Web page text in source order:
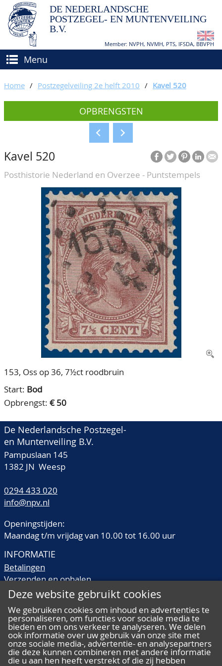
DE NEDERLANDSCHE
POSTZEGEL- EN MUNTENVEILING
B.V.
Member: NVPH, NVMH, PTS, IFSDA, BBVPH
Menu
(VER)KOPEN
Hoe verkopen?
Voorwaarden
BIEDEN
CATALOGI/OPBRENGSTEN
KEURINGSDIENST
Ons Team
80 jarig bestaan
Home / Postzegelveiling 2e helft 2010 / Kavel 520
OPBRENGSTEN
Kavel 520
Posthistorie Nederland en Overzee - Puntstempels
153, Oss op 36, 7½ct roodbruin
Start: Bod
Opbrengst: € 50
De Nederlandsche Postzegel-
en Muntenveiling B.V.
Pampuslaan 145
1382 JN Weesp
0294 433 020
info@npv.nl
Openingstijden:
Maandag t/m vrijdag van 10.00 tot 16.00 uur
INFORMATIE
Betalingen
Verzenden en ophalen
Veilingtermen
Kwaliteitsomschrijvingen
Veelgestelde vragen
Deze website gebruikt cookies
We gebruiken cookies om inhoud en advertenties te
personaliseren, om functies voor sociale media te
bieden en om ons verkeer te analyseren. We delen
ook informatie over uw gebruik van onze site met
onze sociale media-, advertentie- en analysepartners
die deze kunnen combineren met andere informatie
die u aan hen heeft verstrekt of die zij hebben